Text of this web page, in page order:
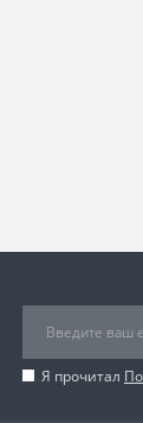
Я прочитал